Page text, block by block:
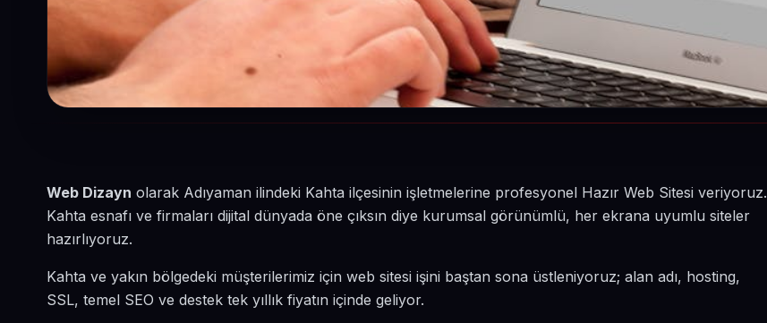
Web Dizayn olarak Adıyaman ilindeki Kahta ilçesinin işletmelerine profesyonel Hazır Web Sitesi veriyoruz.
Kahta esnafı ve firmaları dijital dünyada öne çıksın diye kurumsal görünümlü, her ekrana uyumlu siteler
hazırlıyoruz.
Kahta ve yakın bölgedeki müşterilerimiz için web sitesi işini baştan sona üstleniyoruz; alan adı, hosting,
SSL, temel SEO ve destek tek yıllık fiyatın içinde geliyor.